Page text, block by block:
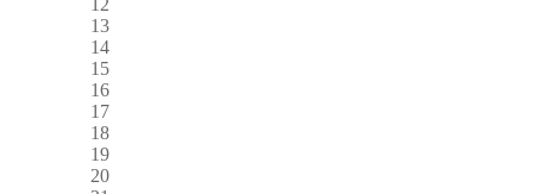
13
14
15
16
17
18
19
20